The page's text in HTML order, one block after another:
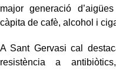
major generació
càpita de cafè, alcohol i
A Sant Gervasi cal
resistència a